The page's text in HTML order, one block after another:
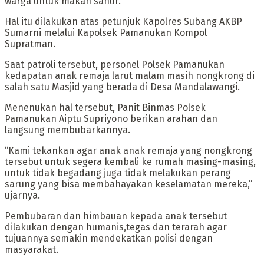
Hal itu dilakukan atas petunjuk Kapolres Subang AKBP
Sumarni melalui Kapolsek Pamanukan Kompol
Supratman.
Saat patroli tersebut, personel Polsek Pamanukan
kedapatan anak remaja larut malam masih nongkrong di
salah satu Masjid yang berada di Desa Mandalawangi.
Menenukan hal tersebut, Panit Binmas Polsek
Pamanukan Aiptu Supriyono berikan arahan dan
langsung membubarkannya.
“Kami tekankan agar anak anak remaja yang nongkrong
tersebut untuk segera kembali ke rumah masing-masing,
untuk tidak begadang juga tidak melakukan perang
sarung yang bisa membahayakan keselamatan mereka,”
ujarnya.
Pembubaran dan himbauan kepada anak tersebut
dilakukan dengan humanis,tegas dan terarah agar
tujuannya semakin mendekatkan polisi dengan
masyarakat.